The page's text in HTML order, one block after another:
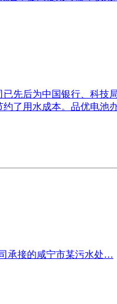
先后为中国银行、科技
约了用水成本。品优电池
承接的咸宁市某污水处…